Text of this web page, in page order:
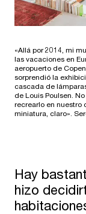
«Allá por 2014, mi
las vacaciones en
aeropuerto de
sorprendió la
cascada de
de Louis Poulsen.
recrearlo en nuestro
miniatura, claro».
Hay
hizo